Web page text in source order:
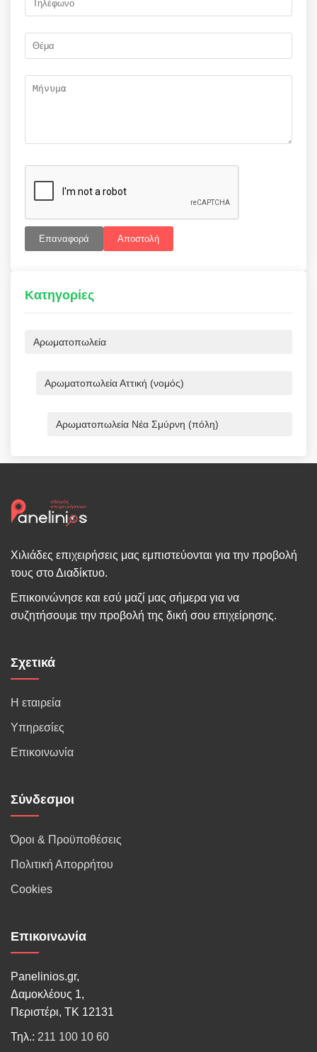
Επαναφορά Αποστολή
Κατηγορίες
Αρωματοπωλεία
Αρωματοπωλεία Αττική (νομός)
Αρωματοπωλεία Νέα Σμύρνη (πόλη)
Χιλιάδες επιχειρήσεις μας εμπιστεύονται για την προβολή
τους στο Διαδίκτυο.
Επικοινώνησε και εσύ μαζί μας σήμερα για να
συζητήσουμε την προβολή της δική σου επιχείρησης.
Σχετικά
Η εταιρεία
Υπηρεσίες
Επικοινωνία
Σύνδεσμοι
Όροι & Προϋποθέσεις
Πολιτική Απορρήτου
Cookies
Επικοινωνία
Panelinios.gr,
Δαμοκλέους 1,
Περιστέρι, ΤΚ 12131
Τηλ.: 211 100 10 60